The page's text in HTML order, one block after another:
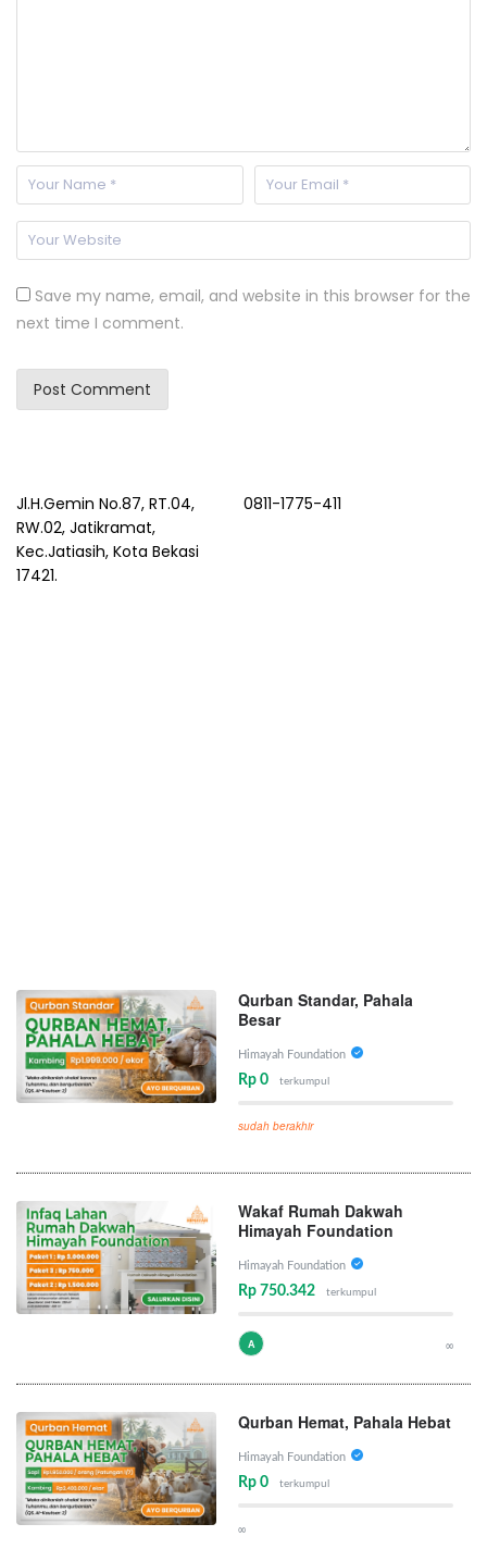
Save my name, email, and website in this browser for the
next time I comment.
Jl.H.Gemin No.87, RT.04,
RW.02, Jatikramat,
Kec.Jatiasih, Kota Bekasi
17421.
0811-1775-411
Qurban Standar, Pahala
Besar
Himayah Foundation
Rp 0 terkumpul
sudah berakhir
Wakaf Rumah Dakwah
Himayah Foundation
Himayah Foundation
Rp 750.342 terkumpul
A ∞
Qurban Hemat, Pahala Hebat
Himayah Foundation
Rp 0 terkumpul
∞